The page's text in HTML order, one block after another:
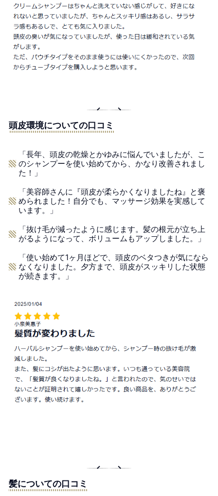
頭皮環境についての口コミ
「長年、頭皮の乾燥とかゆみに悩んでいましたが、こ
のシャンプーを使い始めてから、かなり改善されまし
た！」
「美容師さんに『頭皮が柔らかくなりましたね』と褒
められました！自分でも、マッサージ効果を実感して
います。」
「抜け毛が減ったように感じます。髪の根元が立ち上
がるようになって、ボリュームもアップしました。」
「使い始めて1ヶ月ほどで、頭皮のベタつきが気になら
なくなりました。夕方まで、頭皮がスッキリした状態
が続きます。」
髪についての口コミ